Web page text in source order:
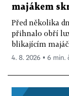
majákem
Před několika
přihnalo obří
blikajícím
4. 8. 2026 ▪ 6 min.